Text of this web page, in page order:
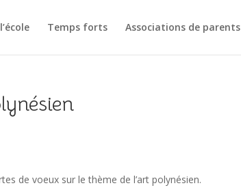
Temps forts Associations de parents
de voeux sur le thème de l’art polynésien.